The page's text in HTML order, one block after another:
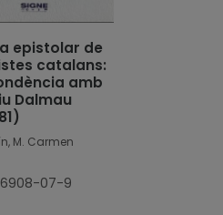
epistolar de
catalans:
amb
Dalmau
M. Carmen
07-9